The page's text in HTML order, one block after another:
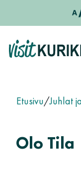
Päävalikko
Etusivu/Juhlat
Olo Tila